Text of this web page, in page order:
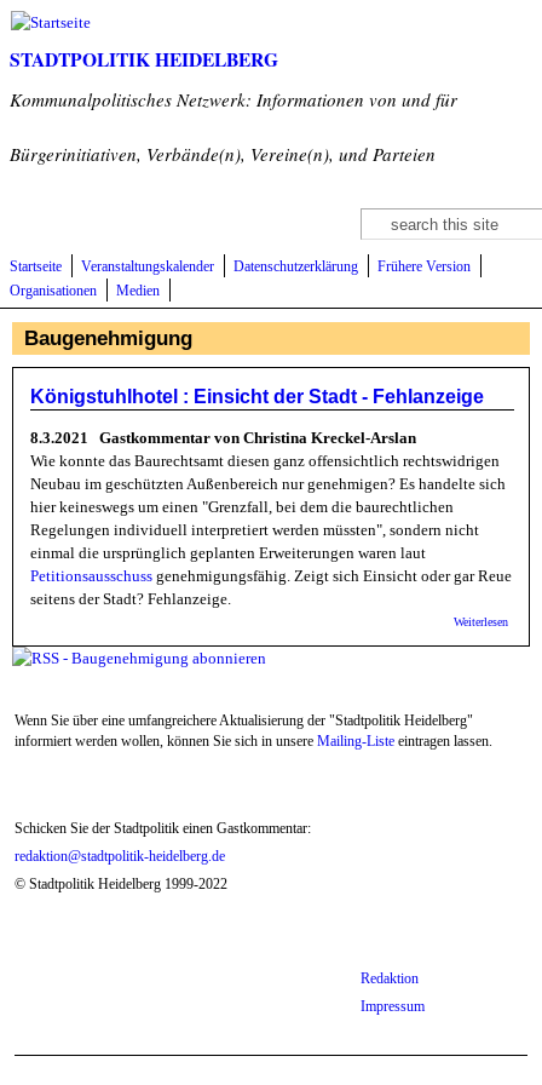
Direkt zum Inhalt
STADTPOLITIK HEIDELBERG
Kommunalpolitisches Netzwerk: Informationen von und für
Bürgerinitiativen, Verbände(n), Vereine(n), und Parteien
Suchformular
Suche
Startseite Veranstaltungskalender Datenschutzerklärung
Frühere Version
Organisationen
Medien
Baugenehmigung
Königstuhlhotel : Einsicht der Stadt - Fehlanzeige
8.3.2021 Gastkommentar von Christina Kreckel-Arslan
Wie konnte das Baurechtsamt diesen ganz offensichtlich rechtswidrigen
Neubau im geschützten Außenbereich nur genehmigen? Es handelte sich
hier keineswegs um einen "Grenzfall, bei dem die baurechtlichen
Regelungen individuell interpretiert werden müssten", sondern nicht
einmal die ursprünglich geplanten Erweiterungen waren laut
Petitionsausschuss genehmigungsfähig. Zeigt sich Einsicht oder gar Reue
seitens der Stadt? Fehlanzeige.
Weiterlesen
Wenn Sie über eine umfangreichere Aktualisierung der "Stadtpolitik Heidelberg"
informiert werden wollen, können Sie sich in unsere Mailing-Liste eintragen lassen.
Schicken Sie der Stadtpolitik einen Gastkommentar:
redaktion@stadtpolitik-heidelberg.de
© Stadtpolitik Heidelberg 1999-2022
Redaktion
Impressum